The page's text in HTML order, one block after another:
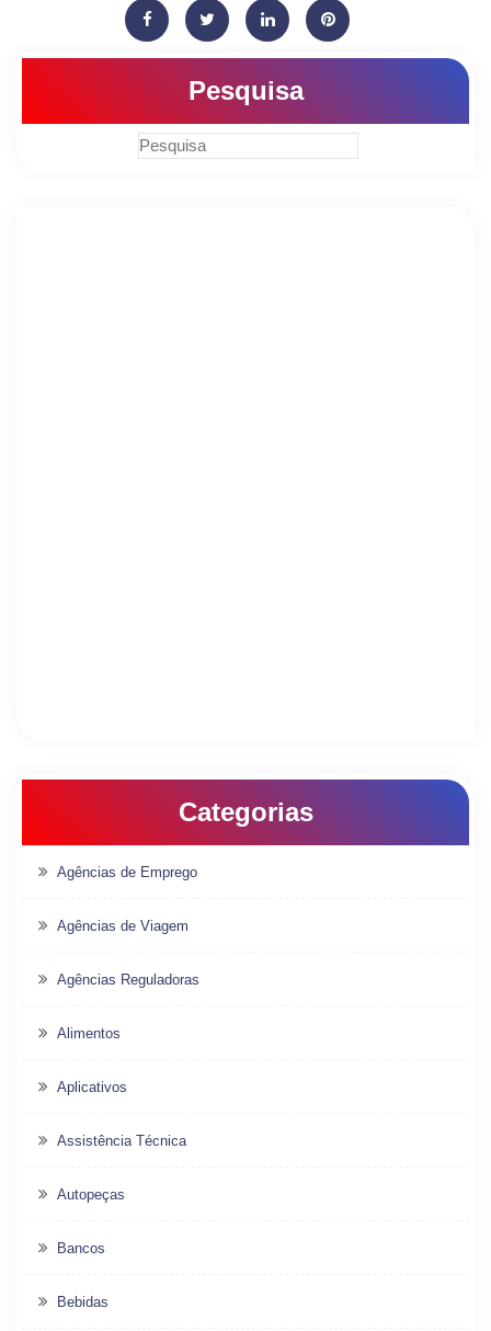
Pesquisa
Categorias
Agências de Emprego
Agências de Viagem
Agências Reguladoras
Alimentos
Aplicativos
Assistência Técnica
Autopeças
Bancos
Bebidas